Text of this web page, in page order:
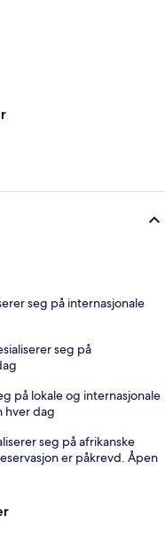
seg på internasjonale
seg på
på lokale og internasjonale
hver dag
seg på afrikanske
er påkrevd. Åpen